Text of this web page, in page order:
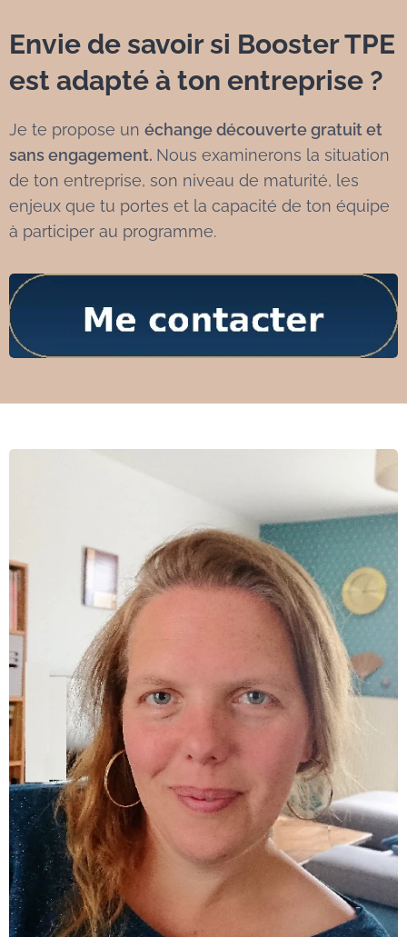
Envie de savoir si Booster TPE
est adapté à ton entreprise ?
Je te propose un échange découverte gratuit et
sans engagement. Nous examinerons la situation
de ton entreprise, son niveau de maturité, les
enjeux que tu portes et la capacité de ton équipe
à participer au programme.